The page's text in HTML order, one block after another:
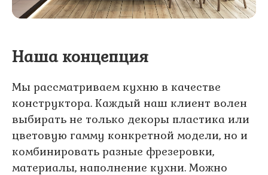
Наша концепция
Мы рассматриваем кухню в качестве
конструктора. Каждый наш клиент волен
выбирать не только декоры пластика или
цветовую гамму конкретной модели, но и
комбинировать разные фрезеровки,
материалы, наполнение кухни. Можно